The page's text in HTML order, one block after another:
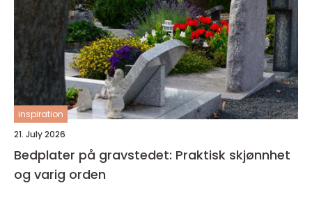
inspiration
21. July 2026
Bedplater på gravstedet: Praktisk skjønnhet
og varig orden